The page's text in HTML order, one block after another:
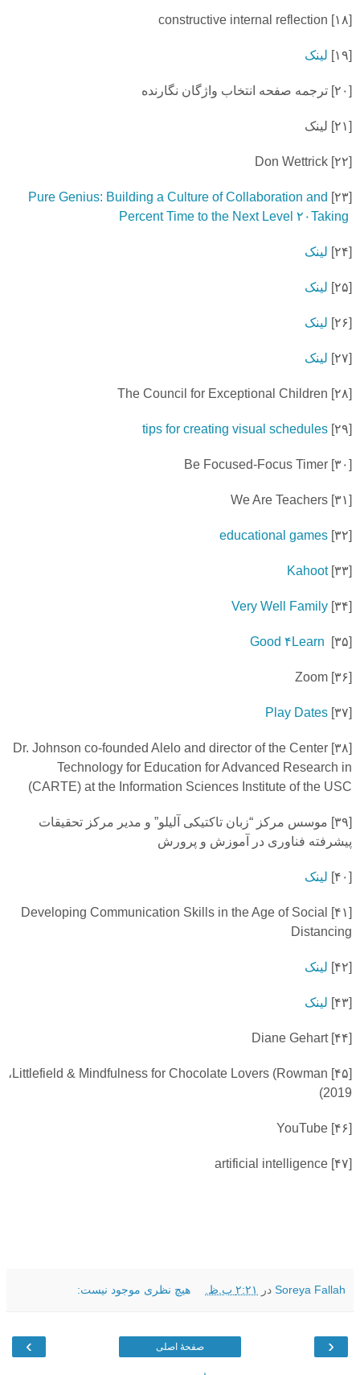
[۱۸] constructive internal reflection
[۱۹] لینک
[۲۰] ترجمه صفحه انتخاب واژگان نگارنده
[۲۱] لینک
[۲۲] Don Wettrick
[۲۳] Pure Genius: Building a Culture of Collaboration and
Taking۲۰ Percent Time to the Next Level
[۲۴] لینک
[۲۵] لینک
[۲۶] لینک
[۲۷] لینک
[۲۸] The Council for Exceptional Children
[۲۹] tips for creating visual schedules
[۳۰] Be Focused-Focus Timer
[۳۱] We Are Teachers
[۳۲] educational games
[۳۳] Kahoot
[۳۴] Very Well Family
[۳۵] Learn ۴ Good
[۳۶] Zoom
[۳۷] Play Dates
[۳۸] Dr. Johnson co-founded Alelo and director of the Center
for Advanced Research in
Technology for Education
(CARTE) at the Information Sciences Institute of the USC
[۳۹] موسس مرکز “زبان تاکتیکی آلیلو” و مدیر مرکز تحقیقات
پیشرفته فناوری در آموزش و پرورش
[۴۰] لینک
[۴۱]
Developing Communication Skills in the Age of Social
Distancing
[۴۲] لینک
[۴۳] لینک
[۴۴] Diane Gehart
[۴۵] Mindfulness for Chocolate Lovers (Rowman
&
Littlefield ،
2019)
[۴۶] YouTube
[۴۷] artificial intelligence
Soreya Fallah در ۲:۲۱ ب.ظ. هیچ نظری موجود نیست:
‹
› صفحهٔ اصلی